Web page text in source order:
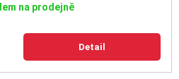
na prodejně
Detail